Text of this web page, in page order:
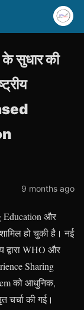
सुधार की
9 months ago
और
हो चुकी है। नई
द्वारा WHO और
Sharing
को आधुनिक,
की गई।